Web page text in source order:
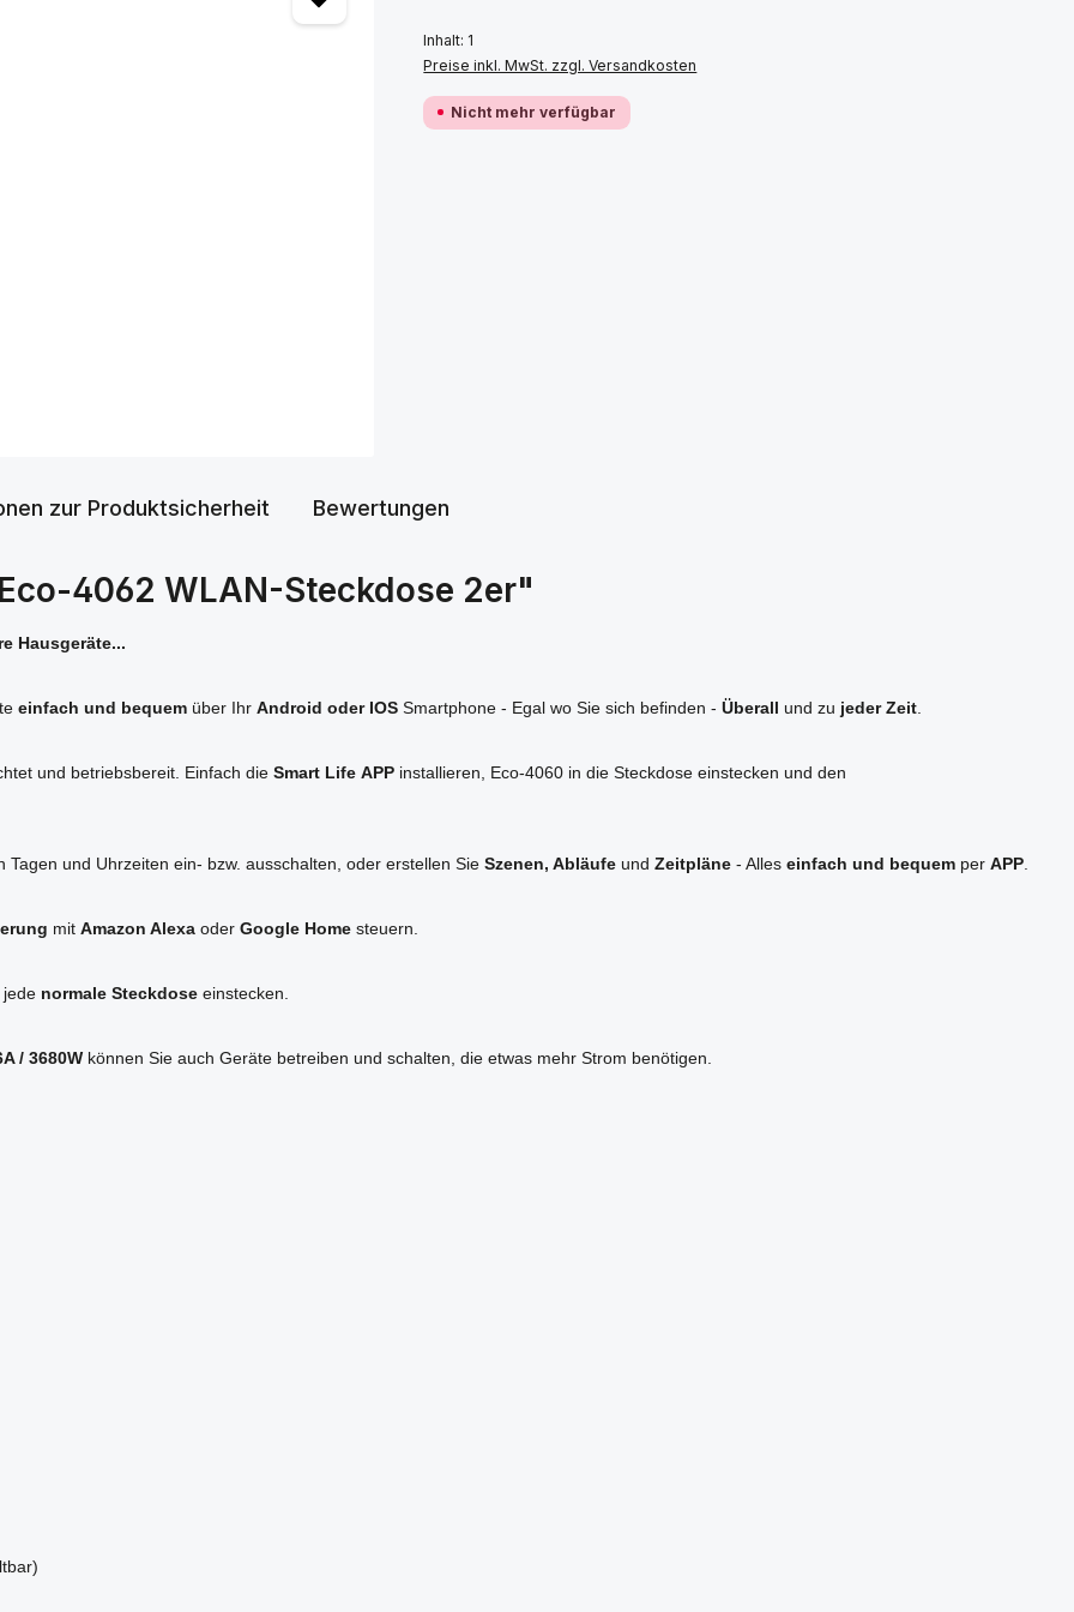
Inhalt: 1
Preise inkl. MwSt. zzgl. Versandkosten
Nicht mehr verfügbar
zur Produktsicherheit Bewertungen
4062 WLAN-Steckdose 2er"
Hausgeräte...
einfach und bequem über Ihr Android oder IOS Smartphone - Egal wo Sie sich befinden - Überall und zu jeder Zeit
und betriebsbereit. Einfach die Smart Life APP installieren, Eco-4060 in die Steckdose einstecken und den
und Uhrzeiten ein- bzw. ausschalten, oder erstellen Sie Szenen, Abläufe und Zeitpläne - Alles einfach und bequem per APP
mit Amazon Alexa oder Google Home steuern.
jede normale Steckdose einstecken.
/ 3680W können Sie auch Geräte betreiben und schalten, die etwas mehr Strom benötigen.